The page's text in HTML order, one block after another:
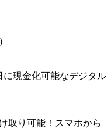
現金化可能なデジタル
取り可能！スマホから